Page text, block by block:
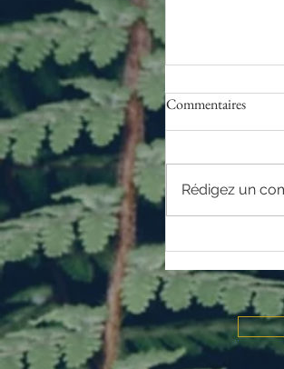
Coiffures
Commentaires
Rédigez un